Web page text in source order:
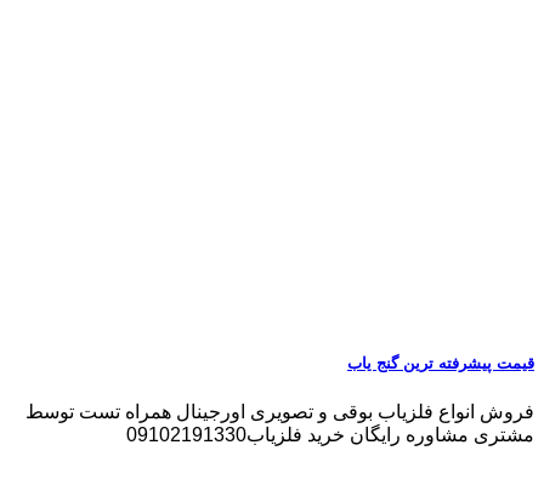
قیمت پیشرفته ترین گنج یاب
فروش انواع فلزیاب بوقی و تصویری اورجینال همراه تست توسط
مشتری مشاوره رایگان خرید فلزیاب09102191330